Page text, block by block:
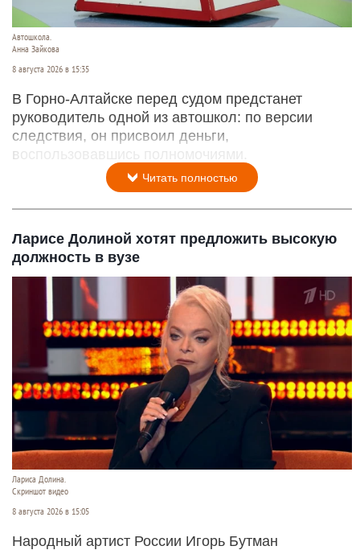
Автошкола.
Анна Зайкова
8 августа 2026 в 15:35
В Горно-Алтайске перед судом предстанет
руководитель одной из автошкол: по версии
следствия, он присвоил деньги,
воспользовавшись полномочиями.
Читать полностью
Ларисе Долиной хотят предложить высокую
должность в вузе
Лариса Долина.
Скриншот видео
8 августа 2026 в 15:05
Народный артист России Игорь Бутман